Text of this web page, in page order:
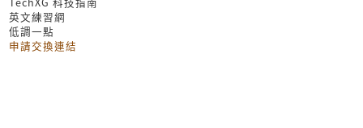
英文練習網
低調一點
申請交換連結